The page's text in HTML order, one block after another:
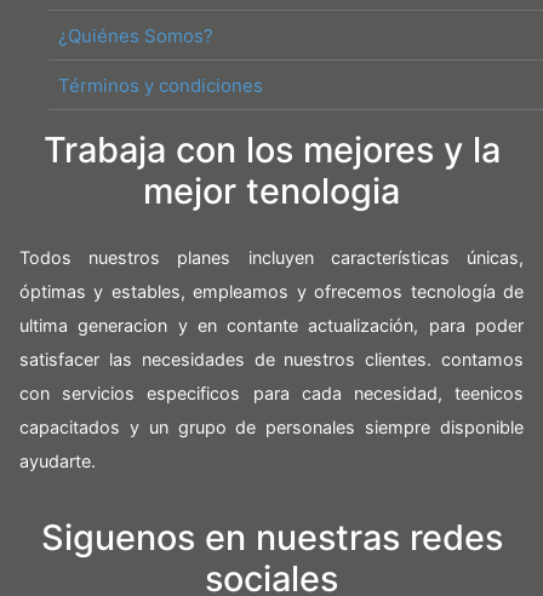
¿Quiénes Somos?
Términos y condiciones
Trabaja con los mejores y la
mejor tenologia
Todos nuestros planes incluyen características únicas,
óptimas y estables, empleamos y ofrecemos tecnología de
ultima generacion y en contante actualización, para poder
satisfacer las necesidades de nuestros clientes. contamos
con servicios especificos para cada necesidad, teenicos
capacitados y un grupo de personales siempre disponible
ayudarte.
Siguenos en nuestras redes
sociales